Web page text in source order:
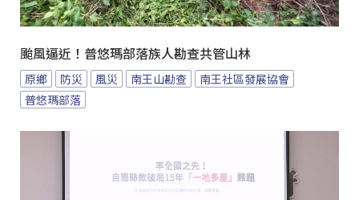
颱風逼近！普悠瑪部落族人勘查共管山林
原鄉 防災 風災 南王山勘查
南王社區發展協會
普悠瑪部落